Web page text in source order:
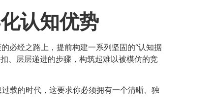
认知优势
必经之路上，提前构建一系列坚固的“认知据
、层层递进的步骤，构筑起难以被模仿的竞
载的时代，这要求你必须拥有一个清晰、独